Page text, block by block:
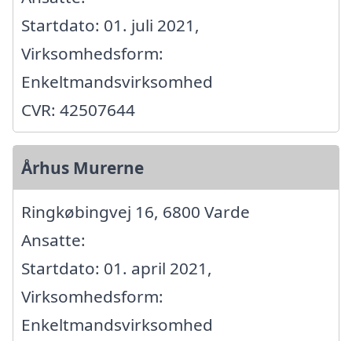
Startdato: 01. juli 2021,
Virksomhedsform:
Enkeltmandsvirksomhed
CVR: 42507644
Århus Murerne
Ringkøbingvej 16, 6800 Varde
Ansatte:
Startdato: 01. april 2021,
Virksomhedsform:
Enkeltmandsvirksomhed